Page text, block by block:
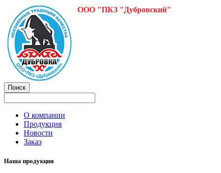
ООО "ПКЗ "Дубровский"
О компании
Продукция
Новости
Заказ
Наша продукция